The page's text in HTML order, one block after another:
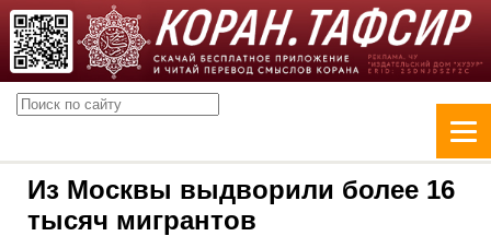
Из Москвы выдворили более 16
тысяч мигрантов